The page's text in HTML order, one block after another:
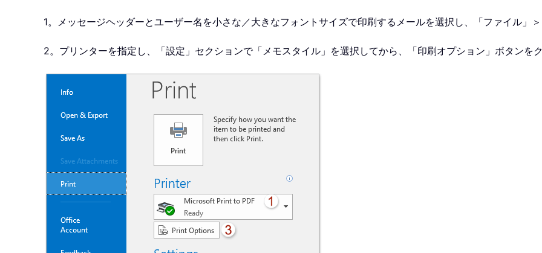
1。メッセージヘッダーとユーザー名を小さな／大きなフォントサイズで印刷するメールを選択し、「ファイル」＞
2。プリンターを指定し、「設定」セクションで「メモスタイル」を選択してから、「印刷オプション」ボタンを